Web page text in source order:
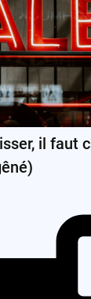
il faut